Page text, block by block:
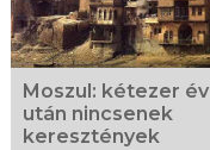
Moszul: kétezer év
után nincsenek
keresztények